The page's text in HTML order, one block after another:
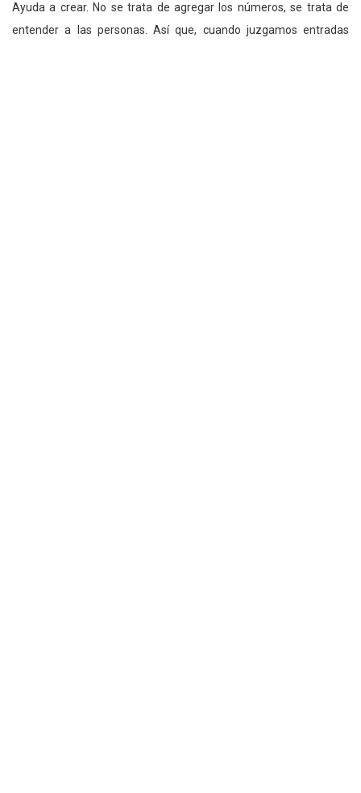
Ayuda a crear. No se trata de agregar los números, se trata de
entender a las personas. Así que, cuando juzgamos entradas